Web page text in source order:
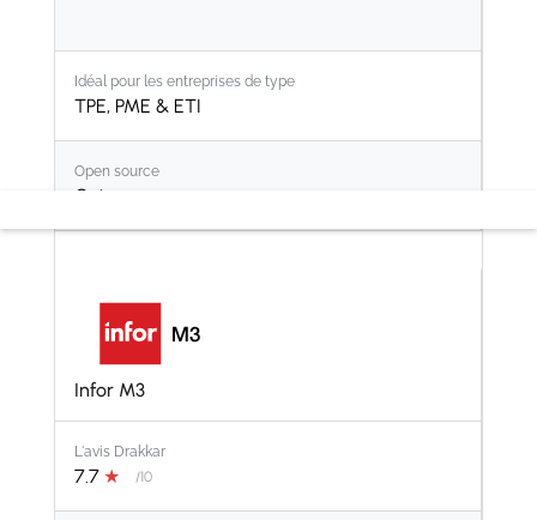
Idéal pour les entreprises de type
TPE, PME & ETI
Open source
Oui
Infor M3
L'avis Drakkar
7.7 ★ /10